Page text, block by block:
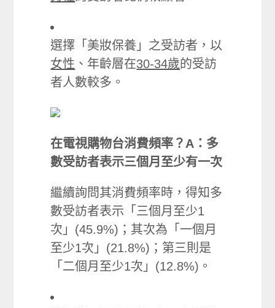
選擇「美妝保養」之受訪者，以
女性 、年齡層在30-34歲的受訪
者人數較多。
在電視購物台消費頻率 ？A：多
數受訪者表示三個月至少有一次
繼續詢問其消費頻率時，得知多
數受訪者表示「三個月至少1
次」(45.9%)；其次為「一個月
至少1次」(21.8%)；第三則是
「二個月至少1次」(12.8%)。